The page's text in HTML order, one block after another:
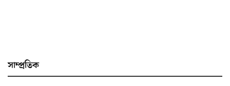
সাম্প্ৰতিক